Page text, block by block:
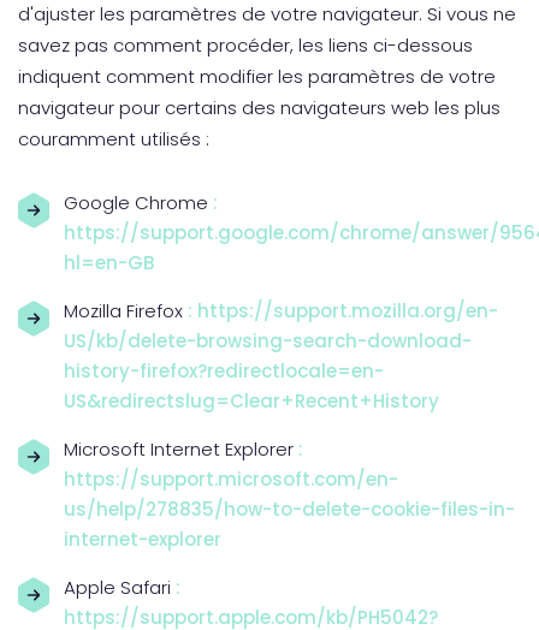
d'ajuster les paramètres de votre navigateur. Si vous ne
savez pas comment procéder, les liens ci-dessous
indiquent comment modifier les paramètres de votre
navigateur pour certains des navigateurs web les plus
couramment utilisés :
Google Chrome :
https://support.google.com/chrome/answer/
hl=en-GB
Mozilla Firefox : https://support.mozilla.org/en-
US/kb/delete-browsing-search-download-
history-firefox?redirectlocale=en-
US&redirectslug=Clear+Recent+History
Microsoft Internet Explorer :
https://support.microsoft.com/en-
us/help/278835/how-to-delete-cookie-files-in-
internet-explorer
Apple Safari :
https://support.apple.com/kb/PH5042?